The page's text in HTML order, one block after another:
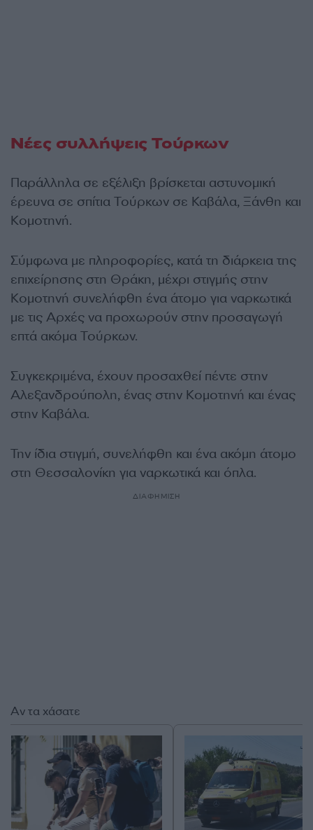
Νέες συλλήψεις Τούρκων
Παράλληλα σε εξέλιξη βρίσκεται αστυνομική
έρευνα σε σπίτια Τούρκων σε Καβάλα, Ξάνθη και
Κομοτηνή.
Σύμφωνα με πληροφορίες, κατά τη διάρκεια της
επιχείρησης στη Θράκη, μέχρι στιγμής στην
Κομοτηνή συνελήφθη ένα άτομο για ναρκωτικά
με τις Αρχές να προχωρούν στην προσαγωγή
επτά ακόμα Τούρκων.
Συγκεκριμένα, έχουν προσαχθεί πέντε στην
Αλεξανδρούπολη, ένας στην Κομοτηνή και ένας
στην Καβάλα.
Την ίδια στιγμή, συνελήφθη και ένα ακόμη άτομο
στη Θεσσαλονίκη για ναρκωτικά και όπλα.
ΔΙΑΦΗΜΙΣΗ
Αν τα χάσατε